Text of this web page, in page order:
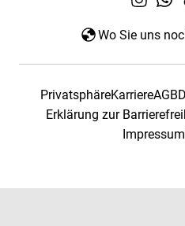
Wo Sie uns
PrivatsphäreKarriereAGB
Erklärung zur
Impressum